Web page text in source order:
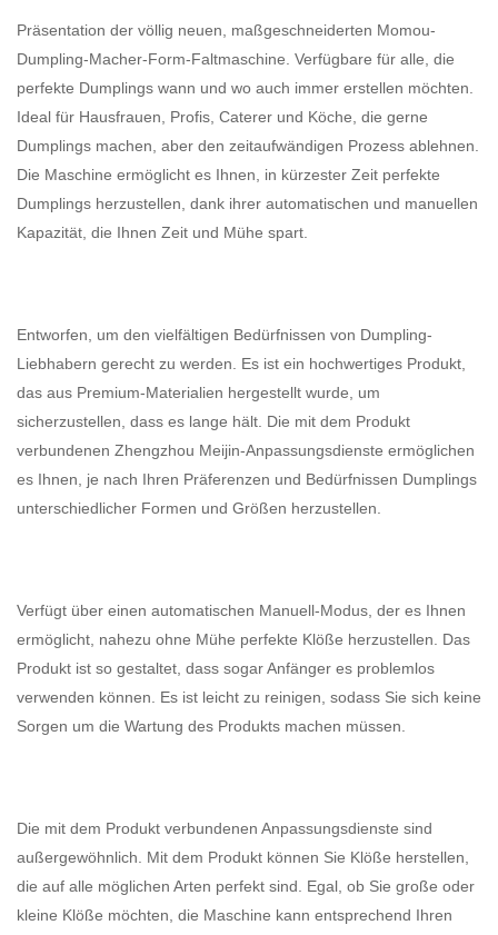
Präsentation der völlig neuen, maßgeschneiderten Momou-
Dumpling-Macher-Form-Faltmaschine. Verfügbare für alle, die
perfekte Dumplings wann und wo auch immer erstellen möchten.
Ideal für Hausfrauen, Profis, Caterer und Köche, die gerne
Dumplings machen, aber den zeitaufwändigen Prozess ablehnen.
Die Maschine ermöglicht es Ihnen, in kürzester Zeit perfekte
Dumplings herzustellen, dank ihrer automatischen und manuellen
Kapazität, die Ihnen Zeit und Mühe spart.
Entworfen, um den vielfältigen Bedürfnissen von Dumpling-
Liebhabern gerecht zu werden. Es ist ein hochwertiges Produkt,
das aus Premium-Materialien hergestellt wurde, um
sicherzustellen, dass es lange hält. Die mit dem Produkt
verbundenen Zhengzhou Meijin-Anpassungsdienste ermöglichen
es Ihnen, je nach Ihren Präferenzen und Bedürfnissen Dumplings
unterschiedlicher Formen und Größen herzustellen.
Verfügt über einen automatischen Manuell-Modus, der es Ihnen
ermöglicht, nahezu ohne Mühe perfekte Klöße herzustellen. Das
Produkt ist so gestaltet, dass sogar Anfänger es problemlos
verwenden können. Es ist leicht zu reinigen, sodass Sie sich keine
Sorgen um die Wartung des Produkts machen müssen.
Die mit dem Produkt verbundenen Anpassungsdienste sind
außergewöhnlich. Mit dem Produkt können Sie Klöße herstellen,
die auf alle möglichen Arten perfekt sind. Egal, ob Sie große oder
kleine Klöße möchten, die Maschine kann entsprechend Ihren